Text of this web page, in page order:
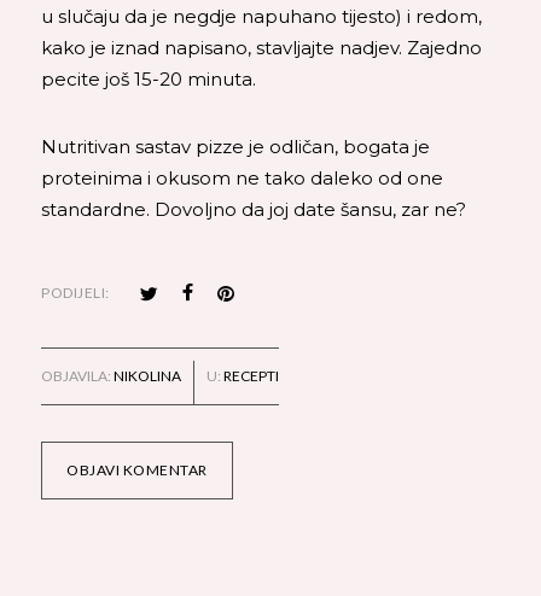
u slučaju da je negdje napuhano tijesto) i redom,
kako je iznad napisano, stavljajte nadjev. Zajedno
pecite još 15-20 minuta.
Nutritivan sastav pizze je odličan, bogata je
proteinima i okusom ne tako daleko od one
standardne. Dovoljno da joj date šansu, zar ne?
PODIJELI:
OBJAVI KOMENTAR
OBJAVILA: NIKOLINA U: RECEPTI